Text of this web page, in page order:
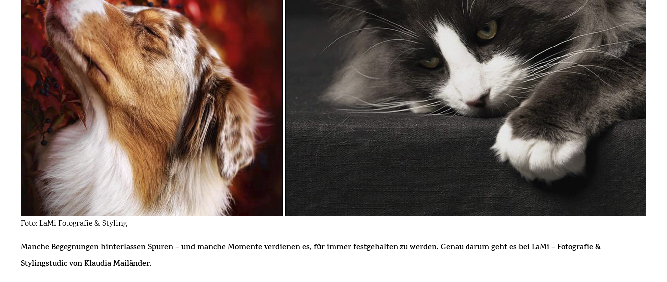
Foto: LaMi Fotografie & Styling
Manche Begegnungen hinterlassen Spuren – und manche Momente verdienen es, für immer festgehalten zu werden. Genau darum geht es beiLaMi – Fotografie &
Stylingstudiovon Klaudia Mailänder.